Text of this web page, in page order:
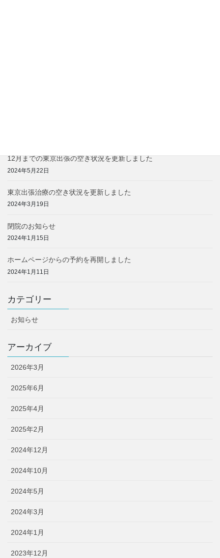
12月までの東京出張の空き状況を更新しました
2024年5月22日
東京出張治療の空き状況を更新しました
2024年3月19日
閉院のお知らせ
2024年1月15日
ホームページからの予約を再開しました
2024年1月11日
カテゴリー
お知らせ
アーカイブ
2026年3月
2025年6月
2025年4月
2025年2月
2024年12月
2024年10月
2024年5月
2024年3月
2024年1月
2023年12月